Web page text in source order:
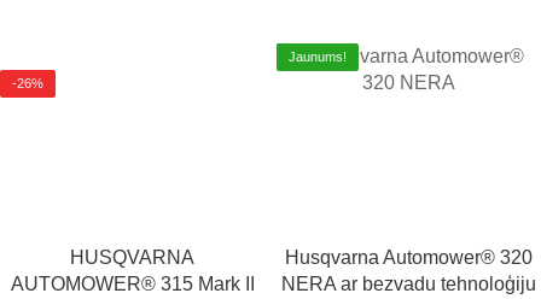
-26%
HUSQVARNA
AUTOMOWER® 315 Mark II
Jaunums!
Husqvarna Automower® 320
NERA ar bezvadu tehnoloģiju